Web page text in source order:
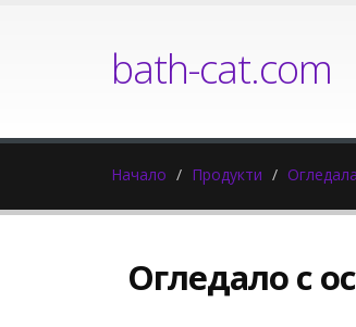
bath-cat.com
Начало Продукти
Огледало с